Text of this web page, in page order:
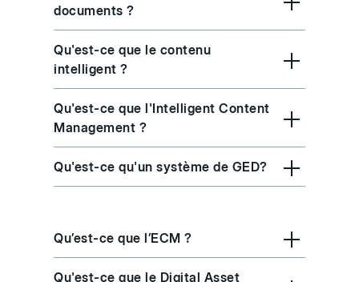
documents ?
Qu'est-ce que le contenu
intelligent ?
Qu'est-ce que l'Intelligent Content
Management ?
Qu'est-ce qu'un système de GED?
Qu’est-ce que l’ECM ?
Qu'est-ce que le Digital Asset